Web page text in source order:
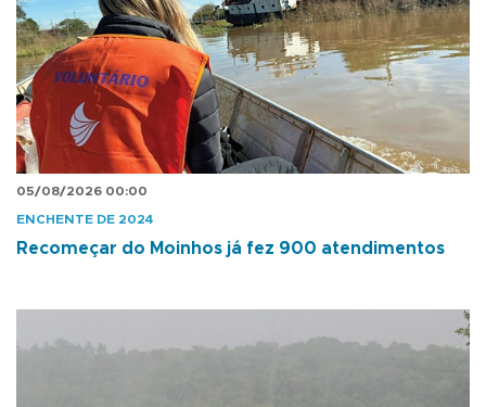
05/08/2026 00:00
ENCHENTE DE 2024
Recomeçar do Moinhos já fez 900 atendimentos